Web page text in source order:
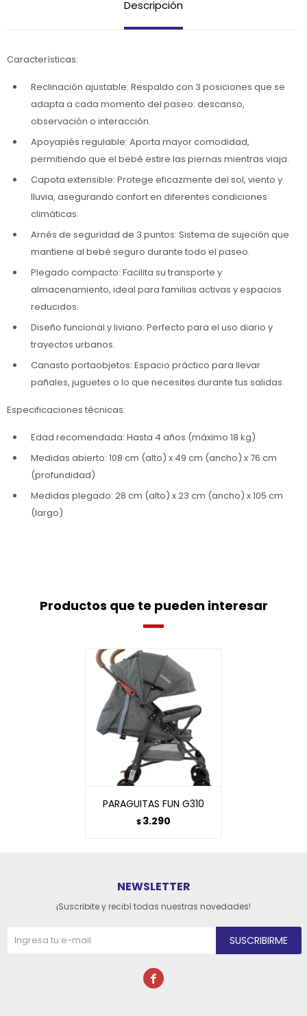
Descripción
Características:
Reclinación ajustable: Respaldo con 3 posiciones que se
adapta a cada momento del paseo: descanso,
observación o interacción.
Apoyapiés regulable: Aporta mayor comodidad,
permitiendo que el bebé estire las piernas mientras viaja.
Capota extensible: Protege eficazmente del sol, viento y
lluvia, asegurando confort en diferentes condiciones
climáticas.
Arnés de seguridad de 3 puntos: Sistema de sujeción que
mantiene al bebé seguro durante todo el paseo.
Plegado compacto: Facilita su transporte y
almacenamiento, ideal para familias activas y espacios
reducidos.
Diseño funcional y liviano: Perfecto para el uso diario y
trayectos urbanos.
Canasto portaobjetos: Espacio práctico para llevar
pañales, juguetes o lo que necesites durante tus salidas.
Especificaciones técnicas:
Edad recomendada: Hasta 4 años (máximo 18 kg)
Medidas abierto: 108 cm (alto) x 49 cm (ancho) x 76 cm
(profundidad)
Medidas plegado: 28 cm (alto) x 23 cm (ancho) x 105 cm
(largo)
Productos que te pueden interesar
PARAGUITAS FUN G310
$3.290
NEWSLETTER
¡Suscribite y recibí todas nuestras novedades!
SUSCRIBIRME
